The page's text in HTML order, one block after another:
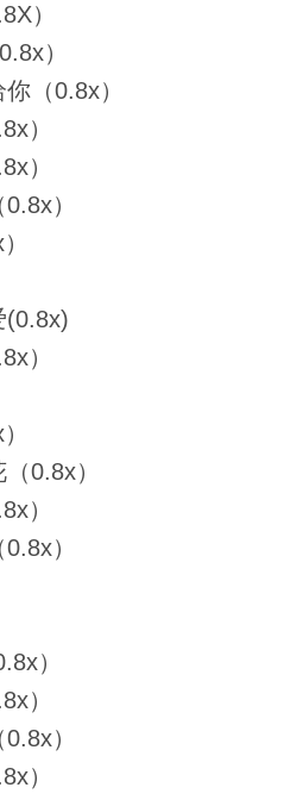
）
）
（0.8x）
）
）
）
(0.8x)
）
0.8x）
）
）
）
）
）
）